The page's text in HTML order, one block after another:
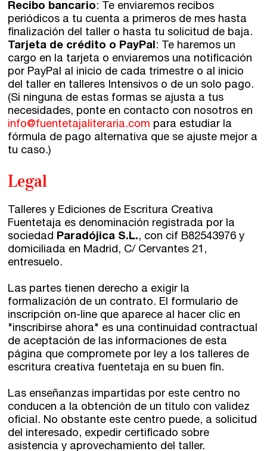
Recibo bancario: Te enviaremos recibos
periódicos a tu cuenta a primeros de mes hasta
finalización del taller o hasta tu solicitud de baja.
Tarjeta de crédito o PayPal: Te haremos un
cargo en la tarjeta o enviaremos una notificación
por PayPal al inicio de cada trimestre o al inicio
del taller en talleres Intensivos o de un solo pago.
(Si ninguna de estas formas se ajusta a tus
necesidades, ponte en contacto con nosotros en
info@fuentetajaliteraria.com para estudiar la
fórmula de pago alternativa que se ajuste mejor a
tu caso.)
Legal
Talleres y Ediciones de Escritura Creativa
Fuentetaja es denominación registrada por la
sociedad Paradójica S.L., con cif B82543976 y
domiciliada en Madrid, C/ Cervantes 21,
entresuelo.
Las partes tienen derecho a exigir la
formalización de un contrato. El formulario de
inscripción on-line que aparece al hacer clic en
"inscribirse ahora" es una continuidad contractual
de aceptación de las informaciones de esta
página que compromete por ley a los talleres de
escritura creativa fuentetaja en su buen fin.
Las enseñanzas impartidas por este centro no
conducen a la obtención de un título con validez
oficial. No obstante este centro puede, a solicitud
del interesado, expedir certificado sobre
asistencia y aprovechamiento del taller.